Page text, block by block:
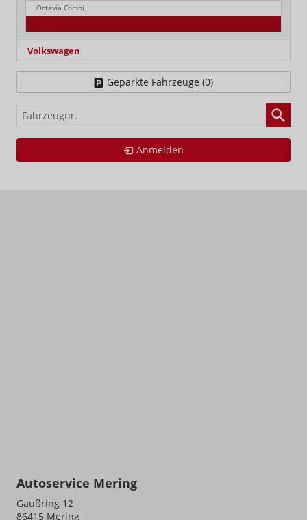
Octavia Combi
Volkswagen
Geparkte Fahrzeuge (0)
Fahrzeugnr.
Anmelden
Autoservice Mering
Gaußring 12
86415 Mering